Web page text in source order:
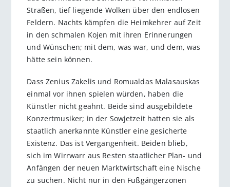
Straßen, tief liegende Wolken über den endlosen
Feldern. Nachts kämpfen die Heimkehrer auf Zeit
in den schmalen Kojen mit ihren Erinnerungen
und Wünschen; mit dem, was war, und dem, was
hätte sein können.
Dass Zenius Zakelis und Romualdas Malasauskas
einmal vor ihnen spielen würden, haben die
Künstler nicht geahnt. Beide sind ausgebildete
Konzertmusiker; in der Sowjetzeit hatten sie als
staatlich anerkannte Künstler eine gesicherte
Existenz. Das ist Vergangenheit. Beiden blieb,
sich im Wirrwarr aus Resten staatlicher Plan- und
Anfängen der neuen Marktwirtschaft eine Nische
zu suchen. Nicht nur in den Fußgängerzonen